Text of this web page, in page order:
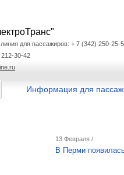
для пассажиров: + 7 (342) 250-25-
30-42
Информация для
13 Февраля /
В Перми